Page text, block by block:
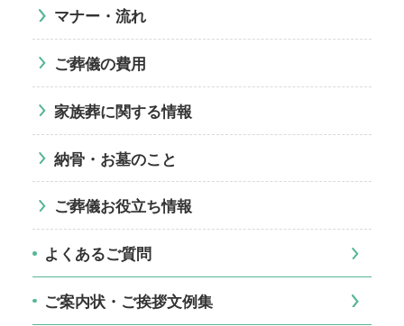
マナー・流れ
ご葬儀の費用
家族葬に関する情報
納骨・お墓のこと
ご葬儀お役立ち情報
よくあるご質問
ご案内状・ご挨拶文例集